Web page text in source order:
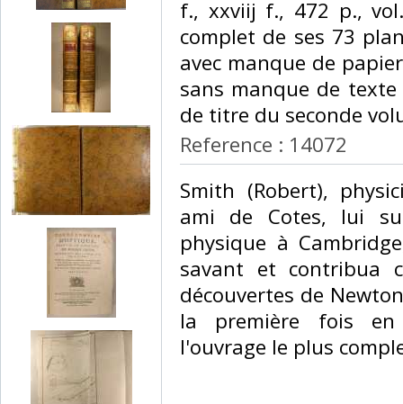
f., xxviij f., 472 p.,
complet de ses 73
avec manque de
sans manque de
de titre du seconde
Reference : 14072
‎Smith (Robert),
ami de Cotes, lui
physique à
savant et contribua
découvertes de
la première fois
l'ouvrage le plus